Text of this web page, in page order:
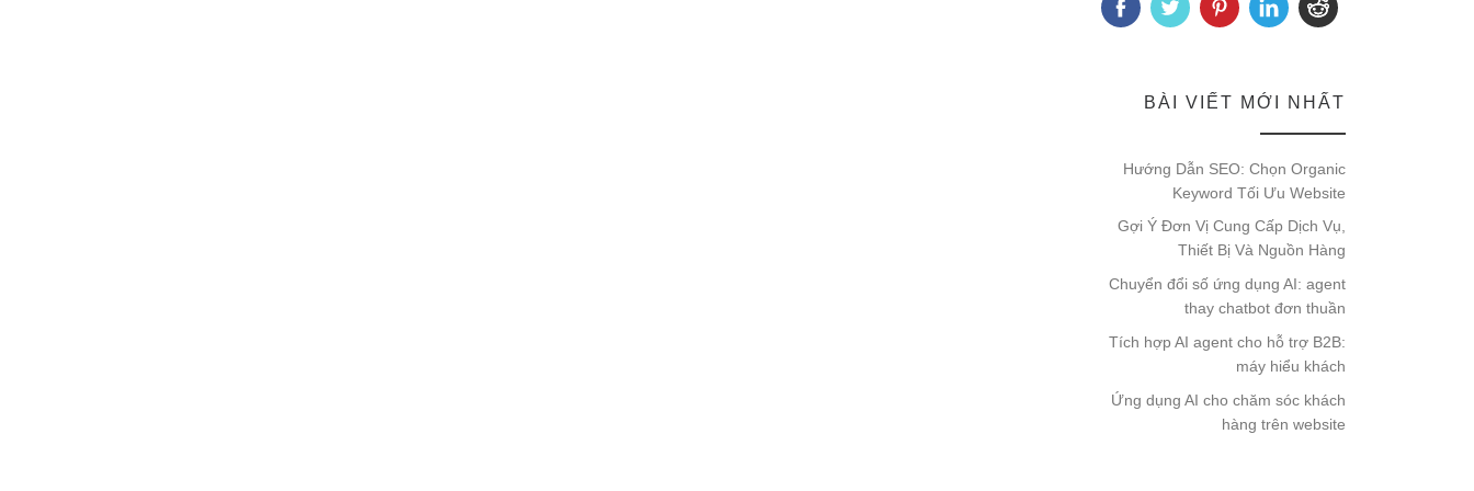
BÀI VIẾT MỚI NHẤT
Hướng Dẫn SEO: Chọn Organic
Keyword Tối Ưu Website
Gợi Ý Đơn Vị Cung Cấp Dịch Vụ,
Thiết Bị Và Nguồn Hàng
Chuyển đổi số ứng dụng AI: agent
thay chatbot đơn thuần
Tích hợp AI agent cho hỗ trợ B2B:
máy hiểu khách
Ứng dụng AI cho chăm sóc khách
hàng trên website